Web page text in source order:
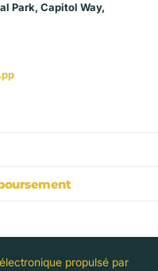
Park, Capitol Way,
propulsé par